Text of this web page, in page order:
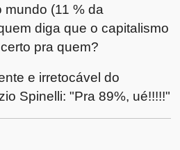
mundo (11 % da
diga que o capitalismo
pra quem?
e irretocável do
Spinelli: "Pra 89%, ué!!!!!"